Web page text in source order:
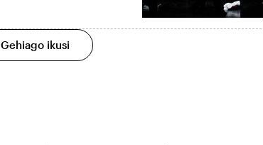
Gehiago ikusi